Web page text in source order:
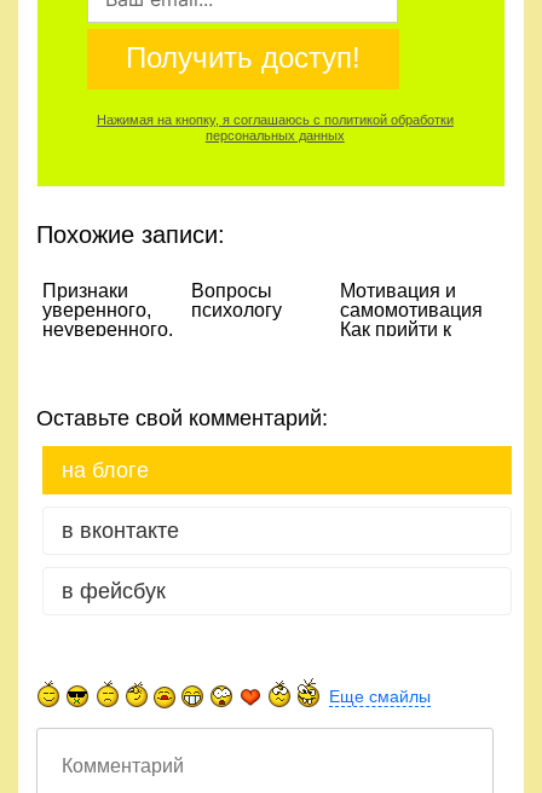
Получить доступ!
Нажимая на кнопку, я соглашаюсь с политикой обработки
персональных данных
Похожие записи:
Признаки
уверенного,
неуверенного,
Вопросы
психологу
Мотивация и
самомотивация.
Как прийти к
Оставьте свой комментарий:
на блоге
в вконтакте
в фейсбук
Еще смайлы